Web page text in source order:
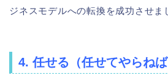
ジネスモデルへの転換を成功させま
4. 任せる（任せてやらねば